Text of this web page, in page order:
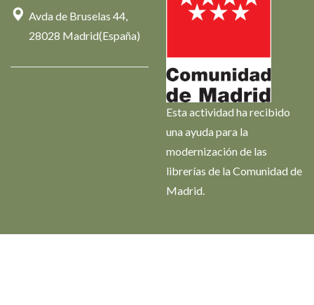
Avda de Bruselas 44,
28028 Madrid(España)
Esta actividad ha recibido
una ayuda para la
modernización de las
librerías de la Comunidad de
Madrid.